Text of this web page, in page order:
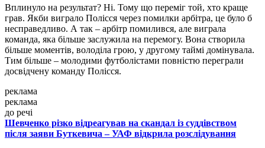
Вплинуло на результат? Ні. Тому що переміг той, хто краще
грав. Якби виграло Полісся через помилки арбітра, це було б
несправедливо. А так – арбітр помилився, але виграла
команда, яка більше заслужила на перемогу. Вона створила
більше моментів, володіла грою, у другому таймі домінувала.
Тим більше – молодими футболістами повністю переграли
досвідчену команду Полісся.
реклама
реклама
до речі
Шевченко різко відреагував на скандал із суддівством
після заяви Буткевича – УАФ відкрила розслідування